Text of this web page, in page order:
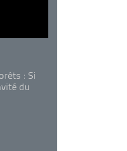
: Si
du